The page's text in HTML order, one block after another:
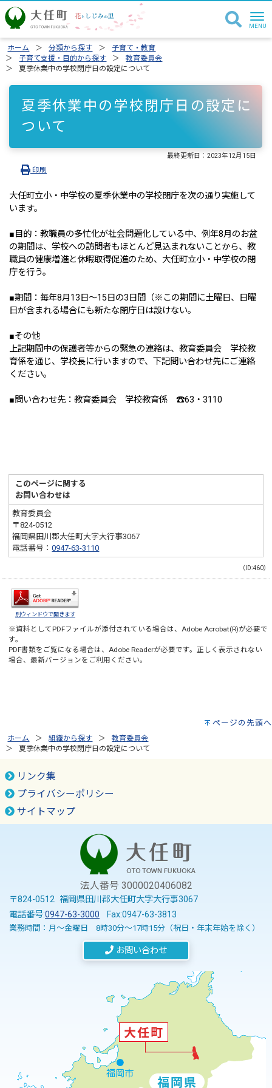
ホーム 分類から探す
子育て・教育
子育て支援・目的から探す
教育委員会
夏季休業中の学校閉庁日の設定について
夏季休業中の学校閉庁日の設定に
ついて
最終更新日：2023年12月15日
印刷
大任町立小・中学校の夏季休業中の学校閉庁を次の通り実施して
います。
■目的：教職員の多忙化が社会問題化している中、例年8月のお盆
の期間は、学校への訪問者もほとんど見込まれないことから、教
職員の健康増進と休暇取得促進のため、大任町立小・中学校の閉
庁を行う。
■期間：毎年8月13日～15日の3日間（※この期間に土曜日、日曜
日が含まれる場合にも新たな閉庁日は設けない。
■その他
上記期間中の保護者等からの緊急の連絡は、教育委員会 学校教
育係を通じ、学校長に行いますので、下記問い合わせ先にご連絡
ください。
■問い合わせ先：教育委員会 学校教育係 ☎63・3110
このページに関する
お問い合わせは
教育委員会
〒824-0512
福岡県田川郡大任町大字大行事3067
電話番号：0947-63-3110
（ID:460）
別ウィンドウで開きます
※資料としてPDFファイルが添付されている場合は、Adobe Acrobat(R)が必要で
す。
PDF書類をご覧になる場合は、Adobe Readerが必要です。正しく表示されない
場合、最新バージョンをご利用ください。
ページの先頭へ
ホーム 組織から探す
教育委員会
夏季休業中の学校閉庁日の設定について
リンク集
プライバシーポリシー
サイトマップ
法人番号 3000020406082
〒824-0512 福岡県田川郡大任町大字大行事3067
電話番号:0947-63-3000 Fax:0947-63-3813
業務時間：月～金曜日 8時30分～17時15分（祝日・年末年始を除く）
お問い合わせ